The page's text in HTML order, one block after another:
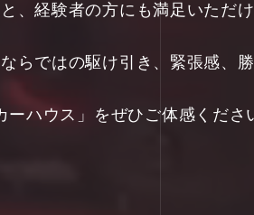
、経験者の方にも満足いただ
らではの駆け引き、緊張感、
ハウス」をぜひご体感くださ